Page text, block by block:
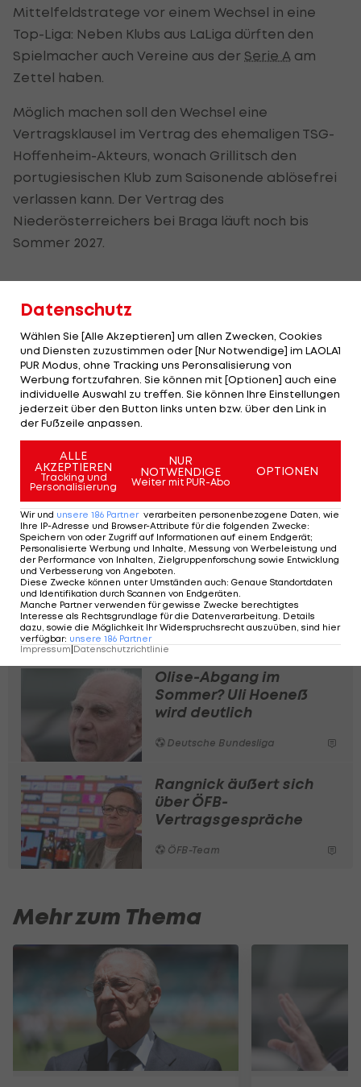
Mittelfeldstratege vor einem Wechsel in eine
Top-Liga: Neben Klubs aus LaLiga dürften den
Spielmacher auch Vereine aus der Serie A am
Zettel haben.
Möglich machen soll den Wechsel eine
Vertragsklausel im Vertrag des ehemaligen TSG-
Hoffenheim-Akteurs, wonach Grillitsch den
portugiesischen Klub zum Saisonende ablösefrei
verlassen kann. Der Vertrag des
Niederösterreichers bei Braga läuft noch bis
Sommer 2027.
in Portugal
Spanien wäre für den defensiven
Mittelfeldspieler kein Neuland : Im Frühjahr der
Saison 2024/25 war der Rechtsfuß von der TSG an
Real Valladolid verliehen. Den Abstieg der "Pucela"
hat er jedoch nicht mehr verhindern können.
Nachdem Grillitsch bei Hoffenheim vonChristian
Ilzeraussortiert worden war, schloss sich der ÖFB-
Teamspieler knapp vor Ende des Sommer-
Transferfensters dem SC Braga an. Beim derzeit
Vierten der Liga Portugal ist er im zentralen
Mittelfeld gesetzt und hat in
wettbewerbsübergreifend 32 Spielen je zwei
Tore und zwei Assists beigesteuert.
Olise-Abgang im
Sommer? Uli Hoeneß
wird deutlich
Deutsche Bundesliga
Rangnick äußert sich
über ÖFB-
Vertragsgespräche
ÖFB-Team
Mehr zum Thema
Datenschutz
Wählen Sie [Alle Akzeptieren] um allen Zwecken, Cookies
und Diensten zuzustimmen oder [Nur Notwendige] im LAOLA1
PUR Modus, ohne Tracking uns Peronsalisierung von
Werbung fortzufahren. Sie können mit [Optionen] auch eine
individuelle Auswahl zu treffen. Sie können Ihre Einstellungen
jederzeit über den Button links unten bzw. über den Link in
der Fußzeile anpassen.
ALLE
AKZEPTIEREN
Tracking und
Personalisierung
NUR
NOTWENDIGE
Weiter mit PUR-Abo
OPTIONEN
Wir und unsere 186 Partner verarbeiten personenbezogene Daten, wie
Ihre IP-Adresse und Browser-Attribute für die folgenden Zwecke:
Speichern von oder Zugriff auf Informationen auf einem Endgerät;
Personalisierte Werbung und Inhalte, Messung von Werbeleistung und
der Performance von Inhalten, Zielgruppenforschung sowie Entwicklung
und Verbesserung von Angeboten
Diese Zwecke können unter Umständen auch: Genaue Standortdaten
und Identifikation durch Scannen von Endgeräten
Manche Partner verwenden für gewisse Zwecke berechtigtes
Interesse als Rechtsgrundlage für die Datenverarbeitung. Details
dazu, sowie die Möglichkeit Ihr Widerspruchsrecht auszuüben, sind hier
verfügbar: unsere 186 Partner
Impressum|Datenschutzrichtlinie